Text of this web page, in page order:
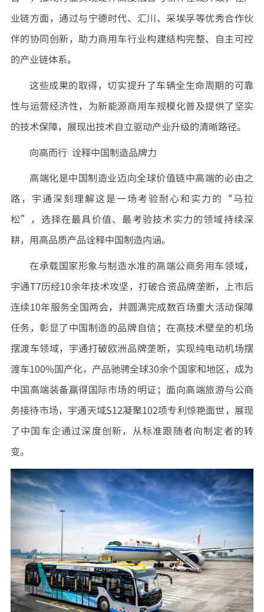
业链方面，通过与宁德时代、汇川、采埃孚等优秀合作伙
伴的协同创新，助力商用车行业构建结构完整、自主可控
的产业链体系。
这些成果的取得，切实提升了车辆全生命周期的可靠
性与运营经济性，为新能源商用车规模化普及提供了坚实
的技术保障，展现出技术自立驱动产业升级的清晰路径。
向高而行 诠释中国制造品牌力
高端化是中国制造业迈向全球价值链中高端的必由之
路，宇通深刻理解这是一场考验耐心和实力的“马拉
松”，选择在最具价值、最考验技术实力的领域持续深
耕，用高品质产品诠释中国制造内涵。
在承载国家形象与制造水准的高端公商务用车领域，
宇通T7历经10余年技术攻坚，打破合资品牌垄断，上市后
连续10年服务全国两会，并圆满完成数百场重大活动保障
任务，彰显了中国制造的品牌自信；在高技术壁垒的机场
摆渡车领域，宇通打破欧洲品牌垄断，实现纯电动机场摆
渡车100%国产化，产品驰骋全球30余个国家和地区，成为
中国高端装备赢得国际市场的明证；面向高端旅游与公商
务接待市场，宇通天域S12凝聚102项专利惊艳面世，展现
了中国车企通过深度创新，从标准跟随者向制定者的转
变。